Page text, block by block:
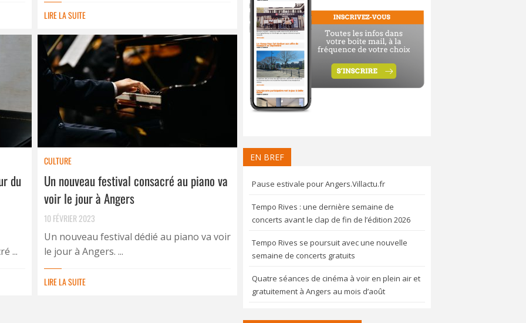
LIRE LA SUITE
du
...
CULTURE
Un nouveau festival consacré au piano va
voir le jour à Angers
10 FÉVRIER 2023
Un nouveau festival dédié au piano va voir
le jour à Angers. ...
LIRE LA SUITE
EN BREF
Pause estivale pour Angers.Villactu.fr
Tempo Rives : une dernière semaine de
concerts avant le clap de fin de l’édition 2026
Tempo Rives se poursuit avec une nouvelle
semaine de concerts gratuits
Quatre séances de cinéma à voir en plein air et
gratuitement à Angers au mois d’août